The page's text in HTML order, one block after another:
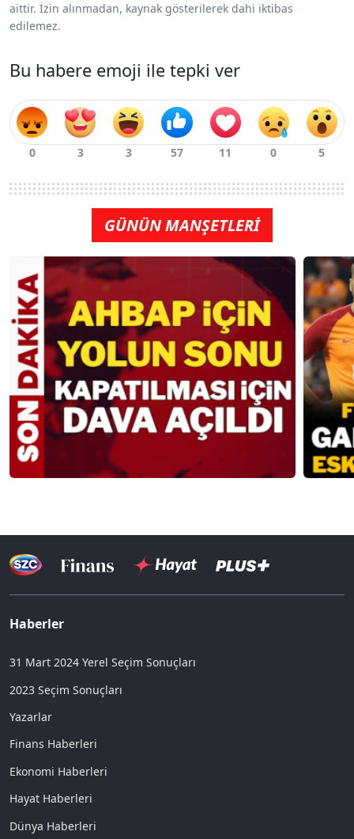
aittir. İzin alınmadan, kaynak gösterilerek dahi iktibas
edilemez.
Bu habere emoji ile tepki ver
GÜNÜN MANŞETLERİ
Haberler
31 Mart 2024 Yerel Seçim Sonuçları
2023 Seçim Sonuçları
Yazarlar
Finans Haberleri
Ekonomi Haberleri
Hayat Haberleri
Dünya Haberleri